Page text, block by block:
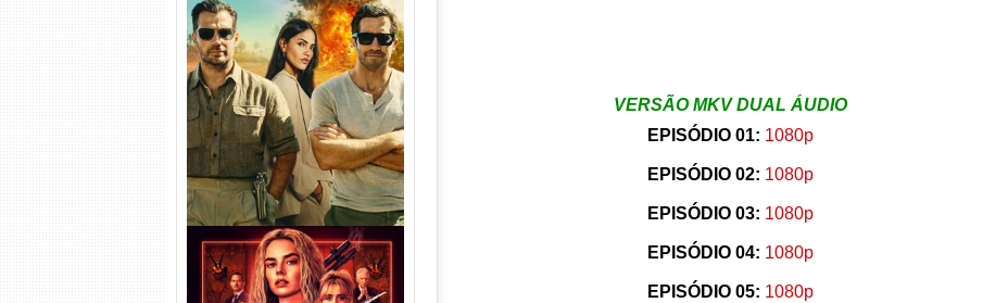
VERSÃO MKV DUAL ÁUDIO
EPISÓDIO 01: 1080p
EPISÓDIO 02: 1080p
EPISÓDIO 03: 1080p
EPISÓDIO 04: 1080p
EPISÓDIO 05: 1080p
Na Zona Cinzenta Torrent
(2026) WEB-DL 1080p/4K
Dual Áudio